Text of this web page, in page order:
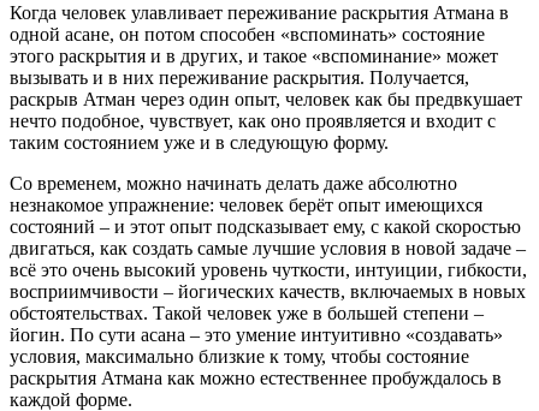
Когда человек улавливает переживание раскрытия Атмана в
одной асане, он потом способен «вспоминать» состояние
этого раскрытия и в других, и такое «вспоминание» может
вызывать и в них переживание раскрытия. Получается,
раскрыв Атман через один опыт, человек как бы предвкушает
нечто подобное, чувствует, как оно проявляется и входит с
таким состоянием уже и в следующую форму.
Со временем, можно начинать делать даже абсолютно
незнакомое упражнение: человек берёт опыт имеющихся
состояний – и этот опыт подсказывает ему, с какой скоростью
двигаться, как создать самые лучшие условия в новой задаче –
всё это очень высокий уровень чуткости, интуиции, гибкости,
восприимчивости – йогических качеств, включаемых в новых
обстоятельствах. Такой человек уже в большей степени –
йогин. По сути асана – это умение интуитивно «создавать»
условия, максимально близкие к тому, чтобы состояние
раскрытия Атмана как можно естественнее пробуждалось в
каждой форме.